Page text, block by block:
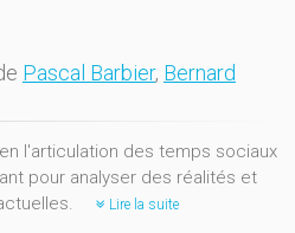
Pascal Barbier, Bernard
l'articulation des temps sociaux
pour analyser des réalités et
Lire la suite